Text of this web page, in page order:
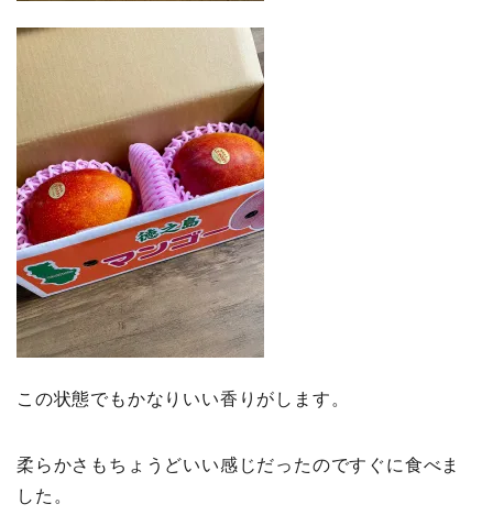
この状態でもかなりいい香りがします。
柔らかさもちょうどいい感じだったのですぐに食べま
した。